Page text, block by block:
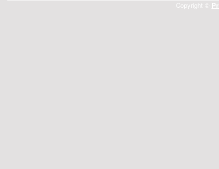
Copyright ©